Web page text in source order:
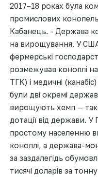
2017–18 роках була
промислових
Кабанець. - Держава
на вирощування. У
фермерські
розмежував коноплі
ТГК) і медичні
були дві окремі
вирощують хемп —
дотації від держави. У
простому населенню
коноплі, а держава-
за заздалегідь
тисячі доларів за